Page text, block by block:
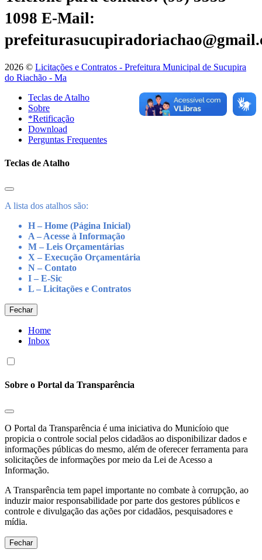
1098 E-Mail:
2026 © Licitações e Contratos - Prefeitura Municipal de Sucupira
do Riachão - Ma
Teclas de Atalho
Sobre
*Retificação
Download
Perguntas Frequentes
Teclas de Atalho
A lista dos atalhos são:
H – Home (Página Inicial)
A – Acesse à Informação
M – Leis Orçamentárias
X – Execução Orçamentária
N – Contato
I – E-Sic
L – Licitações e Contratos
Fechar
Home
Inbox
Sobre o Portal da Transparência
O Portal da Transparência é uma iniciativa do Municíoio que
propicia o controle social pelos cidadãos ao disponibilizar dados e
informações públicas do mesmo, além de oferecer ferramenta para
solicitações de informações por meio da Lei de Acesso a
Informação.
A Transparência tem papel importante no combate à corrupção, ao
induzir maior responsabilidade por parte dos gestores públicos e
controle e divulgação das ações por cidadãos, pesquisadores e
mídia.
Fechar